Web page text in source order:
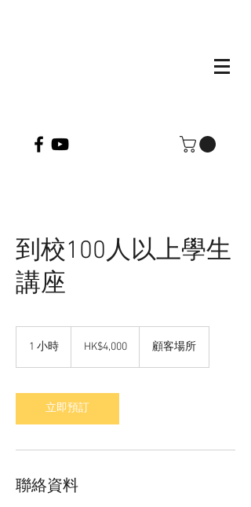
到校100人以上學生
講座
1 小時 HK$4,000 顧客場所
立即預訂
聯絡資料